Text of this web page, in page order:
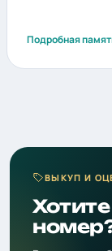
Подробная
ВЫКУП И